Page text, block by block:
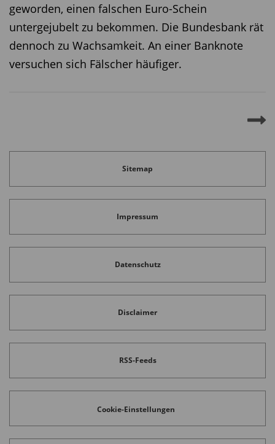
geworden, einen falschen Euro-Schein
untergejubelt zu bekommen. Die Bundesbank rät
dennoch zu Wachsamkeit. An einer Banknote
versuchen sich Fälscher häufiger.
Sitemap
Impressum
Datenschutz
Disclaimer
RSS-Feeds
Cookie-Einstellungen